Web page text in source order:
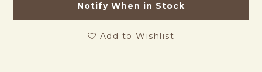
Notify When in Stock
Add to Wishlist